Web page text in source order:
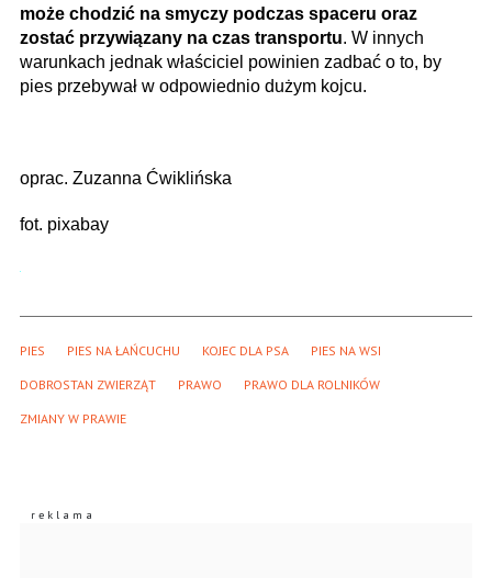
może chodzić na smyczy podczas spaceru oraz
zostać przywiązany na czas transportu. W innych
warunkach jednak właściciel powinien zadbać o to, by
pies przebywał w odpowiednio dużym kojcu.
oprac. Zuzanna Ćwiklińska
fot. pixabay
PIES PIES NA ŁAŃCUCHU KOJEC DLA PSA PIES NA WSI
DOBROSTAN ZWIERZĄT PRAWO PRAWO DLA ROLNIKÓW
ZMIANY W PRAWIE